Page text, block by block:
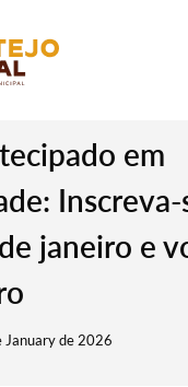
em
janeiro e
January de 2026